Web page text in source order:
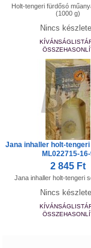
Holt-tengeri fürdősó
(1000 g)
Nincs
Jana inhaller holt-tengeri
ML022715-
2 845 Ft
Jana inhaller holt-tengeri
Nincs